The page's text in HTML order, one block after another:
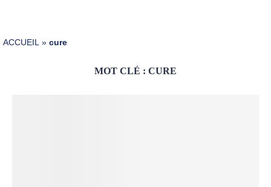
ACCUEIL » cure
MOT CLÉ : CURE